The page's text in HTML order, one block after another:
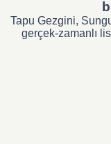
Tapu Gezgini,
gerçek-zamanlı